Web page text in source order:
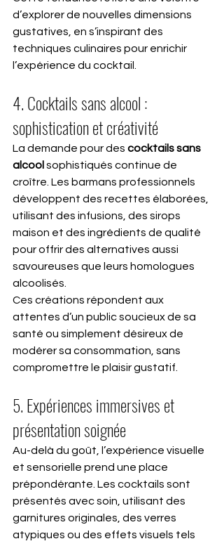
d’explorer de nouvelles dimensions
gustatives, en s’inspirant des
techniques culinaires pour enrichir
l’expérience du cocktail.
4. Cocktails sans alcool :
sophistication et créativité
La demande pour des cocktails sans
alcool sophistiqués continue de
croître. Les barmans professionnels
développent des recettes élaborées,
utilisant des infusions, des sirops
maison et des ingrédients de qualité
pour offrir des alternatives aussi
savoureuses que leurs homologues
alcoolisés.
Ces créations répondent aux
attentes d’un public soucieux de sa
santé ou simplement désireux de
modérer sa consommation, sans
compromettre le plaisir gustatif.
5. Expériences immersives et
présentation soignée
Au-delà du goût, l’expérience visuelle
et sensorielle prend une place
prépondérante. Les cocktails sont
présentés avec soin, utilisant des
garnitures originales, des verres
atypiques ou des effets visuels tels